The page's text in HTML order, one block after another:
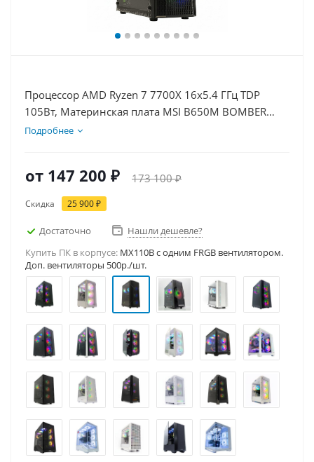
Процессор AMD Ryzen 7 7700X 16x5.4 ГГц TDP
105Вт, Материнская плата MSI B650M BOMBER
WIFI, Видеокарта RTX 5070 12Гб, Память
Подробнее
от 147 200 ₽ 173 100 ₽
Скидка 25 900 ₽
Достаточно
Нашли дешевле?
Купить ПК в корпусе: MX110B c одним FRGB вентилятором.
Доп. вентиляторы 500р./шт.